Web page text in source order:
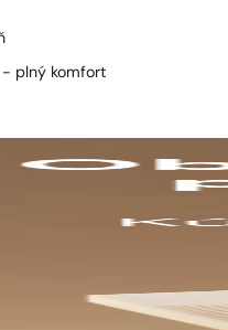
plný komfort